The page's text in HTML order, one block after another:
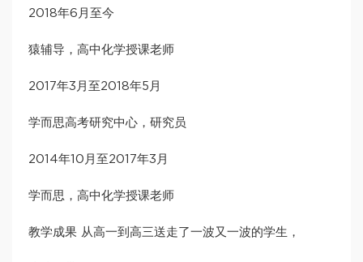
2018年6月至今
猿辅导，高中化学授课老师
2017年3月至2018年5月
学而思高考研究中心，研究员
2014年10月至2017年3月
学而思，高中化学授课老师
教学成果 从高一到高三送走了一波又一波的学生，